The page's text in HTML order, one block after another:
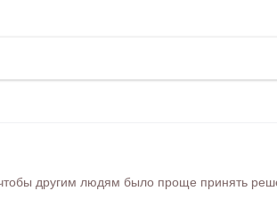
другим людям было проще принять